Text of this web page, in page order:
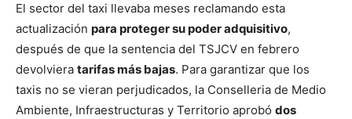
El sector del taxi llevaba meses reclamando esta
actualización para proteger su poder adquisitivo,
después de que la sentencia del TSJCV en febrero
devolviera tarifas más bajas. Para garantizar que los
taxis no se vieran perjudicados, la Conselleria de Medio
Ambiente, Infraestructuras y Territorio aprobó dos